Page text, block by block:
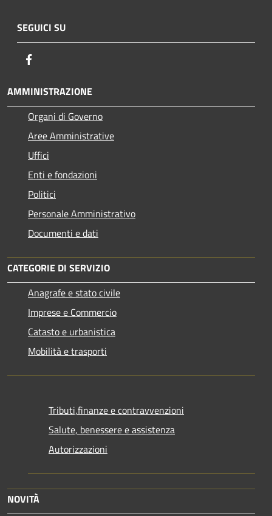
SEGUICI SU
AMMINISTRAZIONE
Organi di Governo
Aree Amministrative
Uffici
Enti e fondazioni
Politici
Personale Amministrativo
Documenti e dati
CATEGORIE DI SERVIZIO
Anagrafe e stato civile
Imprese e Commercio
Catasto e urbanistica
Mobilità e trasporti
Tributi,finanze e contravvenzioni
Salute, benessere e assistenza
Autorizzazioni
NOVITÀ